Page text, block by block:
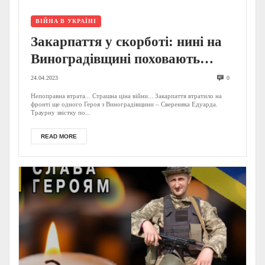
ВІЙНА В УКРАЇНІ
Закарпаття у скорботі: нині на
Виноградівщині поховають
Героя-захисника (ФОТО)
24.04.2023 0
Непоправна втрата... Страшна ціна війни... Закарпаття втратило на
фронті ще одного Героя з Виноградівщини – Свереняка Едуарда.
Траурну звістку по...
READ MORE